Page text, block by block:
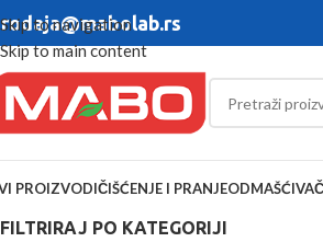
Skip to navigation
Skip to main content
PROIZVODIČIŠĆENJE I PRANJE
FILTRIRAJ PO KATEGORIJI